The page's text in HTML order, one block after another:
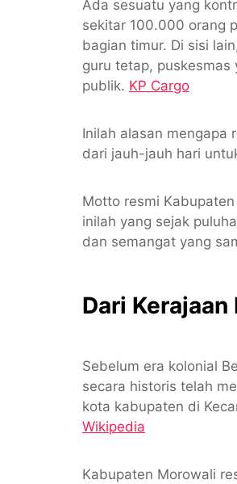
Ada sesuatu yang
sekitar 100.000 orang
bagian timur. Di sisi
guru tetap, puskesmas
publik. KP Cargo
Inilah alasan mengapa
dari jauh-jauh hari
Motto resmi
inilah yang sejak
dan semangat yang
Dari
Sebelum era kolonial
secara historis telah
kota kabupaten di
Wikipedia
Kabupaten Morowali